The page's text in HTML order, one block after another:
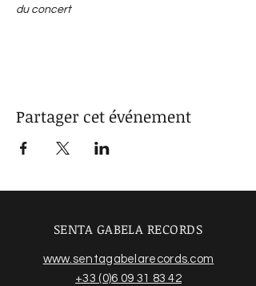
du concert
Partager cet événement
SENTA GABELA RECORDS
www.sentagabelarecords.com
+33 (0)6 09 31 83 42